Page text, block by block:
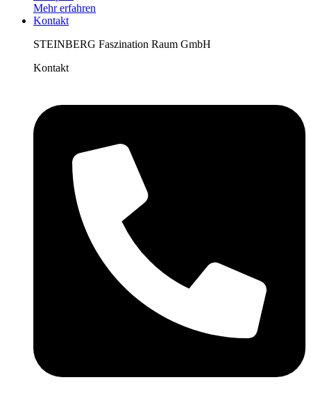
Mehr erfahren
Kontakt
STEINBERG Faszination Raum GmbH
Kontakt